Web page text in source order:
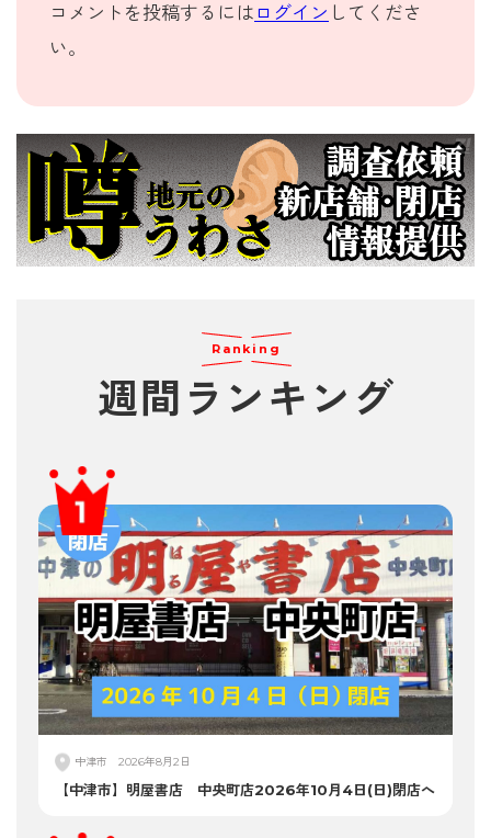
コメントを投稿するには ログイン してくださ
い。
Ranking
週間 ランキング
中津市 2026年8月2日
【中津市】明屋書店 中央町店2026年10月4日(日)閉店へ